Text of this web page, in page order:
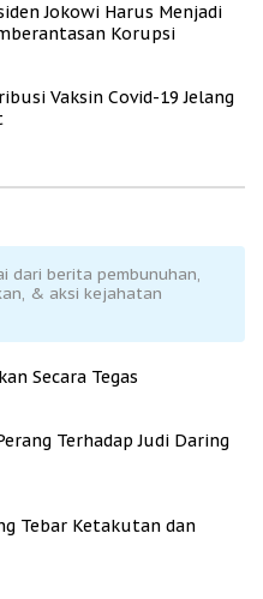
Jokowi Harus Menjadi
Korupsi
Vaksin Covid-19 Jelang
dari berita pembunuhan,
& aksi kejahatan
Secara Tegas
Terhadap Judi Daring
Tebar Ketakutan dan